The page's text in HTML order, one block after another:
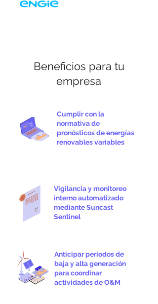
Beneficios para tu
empresa
Cumplir con la
normativa de
pronósticos de energías
renovables variables
Vigilancia y monitoreo
interno automatizado
mediante Suncast
Sentinel
Anticipar períodos de
baja y alta generación
para coordinar
actividades de O&M